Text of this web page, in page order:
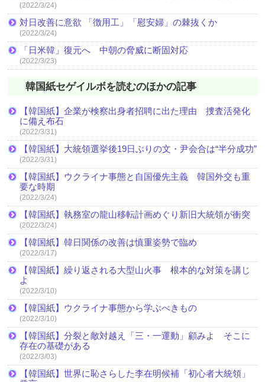
(2022/3/24)
対日改善に意欲 「徴用工」「慰安婦」の棘抜くか
(2022/3/24)
「日米韓」復元へ 中朝の脅威に断固対応
(2022/3/23)
韓国紙セゲイルボを読むのほかの記事
【韓国紙】企業が検察出身者招聘に出た理由 捜査活発化
に備え布石
(2022/3/31)
【韓国紙】大統領選挙後19日ぶりの文・尹会合は“半分成功”
(2022/3/31)
【韓国紙】ウクライナ事態と自国優先主義 韓国外交も重
要な時期
(2022/3/24)
【韓国紙】執務室の龍山移転計画めぐり新旧大統領が衝突
(2022/3/24)
【韓国紙】韓日関係の改善は慎重姿勢で臨め
(2022/3/17)
【韓国紙】繰り返される大型山火事 根本的な対策を講じ
よ
(2022/3/10)
【韓国紙】ウクライナ事態から学ぶべきもの
(2022/3/10)
【韓国紙】分裂と敵対越え「三・一運動」顧みよ そこに
存在の基礎がある
(2022/3/03)
【韓国紙】世界に恥さらした李在明候補「初心者大統領」